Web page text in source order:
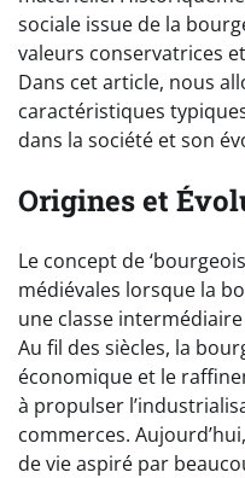
sociale issue de la
valeurs conservatrices
Dans cet article, nous
caractéristiques
dans la société et son
Origines et
Le concept de
médiévales lorsque la
une classe
Au fil des siècles, la
économique et le
à propulser
commerces.
de vie aspiré par